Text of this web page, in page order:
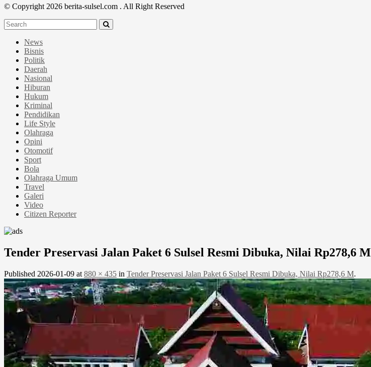
© Copyright 2026 berita-sulsel.com . All Right Reserved
News
Bisnis
Politik
Daerah
Nasional
Hiburan
Hukum
Kriminal
Pendidikan
Life Style
Olahraga
Opini
Otomotif
Sport
Bola
Olahraga Umum
Travel
Galeri
Video
Citizen Reporter
Tender Preservasi Jalan Paket 6 Sulsel Resmi Dibuka, Nilai Rp278,6 M
Published 2026-01-09 at 880 × 435 in Tender Preservasi Jalan Paket 6 Sulsel Resmi Dibuka, Nilai Rp278,6 M.